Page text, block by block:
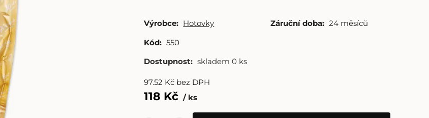
Výrobce: Hotovky Záruční doba: 24 měsíců
Kód: 550
Dostupnost: skladem 0 ks
97.52 Kč bez DPH
118 Kč ks